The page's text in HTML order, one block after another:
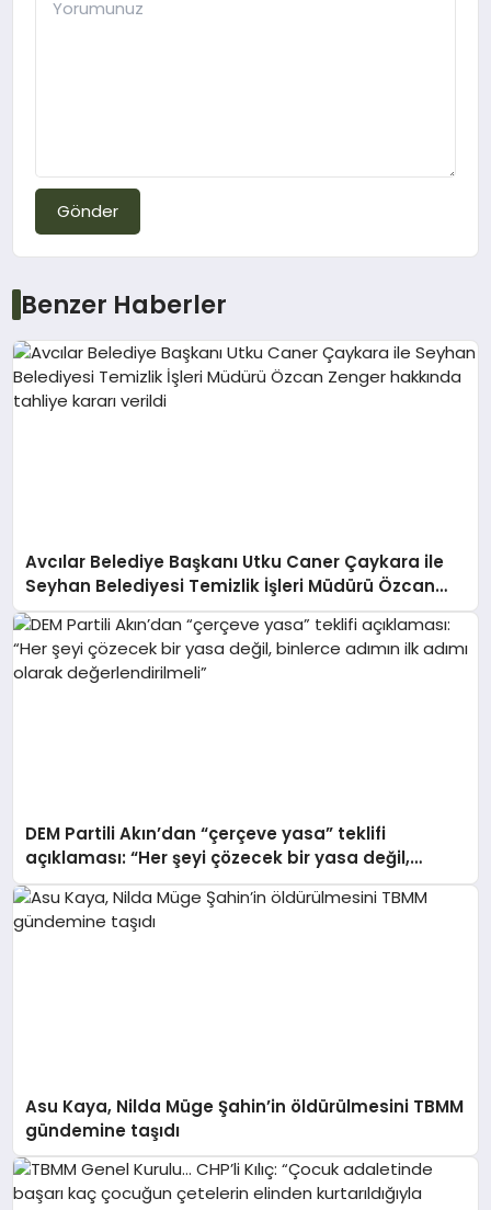
Gönder
Benzer Haberler
Avcılar Belediye Başkanı Utku Caner Çaykara ile
Seyhan Belediyesi Temizlik İşleri Müdürü Özcan
Zenger hakkında tahliye kararı verildi
DEM Partili Akın’dan “çerçeve yasa” teklifi
açıklaması: “Her şeyi çözecek bir yasa değil,
binlerce adımın ilk adımı olarak değerlendirilmeli”
Asu Kaya, Nilda Müge Şahin’in öldürülmesini TBMM
gündemine taşıdı